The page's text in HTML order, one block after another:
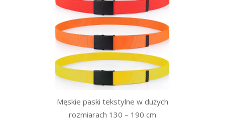
Męskie paski tekstylne w dużych
rozmiarach 130 – 190 cm